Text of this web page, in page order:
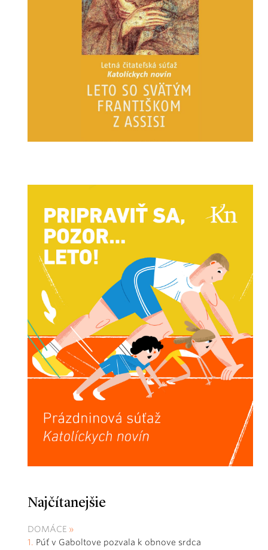
Najčítanejšie
DOMÁCE
Púť v Gaboltove pozvala k obnove srdca